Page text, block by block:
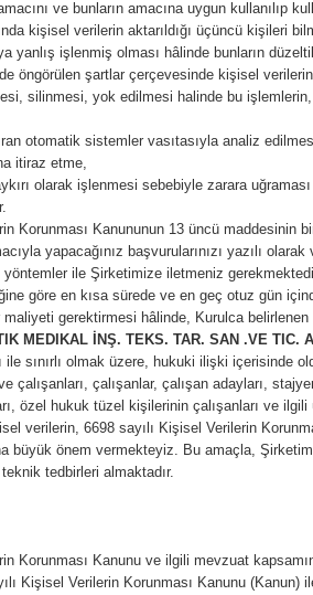
ve bunların amacına uygun kullanılıp
kişisel verilerin aktarıldığı üçüncü kişileri
yanlış işlenmiş olması hâlinde bunların
öngörülen şartlar çerçevesinde kişisel
silinmesi, yok edilmesi halinde bu
otomatik sistemler vasıtasıyla analiz
itiraz etme,
olarak işlenmesi sebebiyle zarara
Korunması Kanununun 13 üncü maddesinin
yapacağınız başvurularınızı yazılı
yöntemler ile Şirketimize iletmeniz
göre en kısa sürede ve en geç otuz gün
gerektirmesi hâlinde, Kurulca
MEDIKAL İNŞ. TEKS. TAR. SAN .VE TIC.
sınırlı olmak üzere, hukuki ilişki içerisinde
çalışanları, çalışanlar, çalışan adayları,
özel hukuk tüzel kişilerinin çalışanları ve
verilerin, 6698 sayılı Kişisel Verilerin
büyük önem vermekteyiz. Bu amaçla,
tedbirleri almaktadır.
Korunması Kanunu ve ilgili mevzuat
Kişisel Verilerin Korunması Kanunu